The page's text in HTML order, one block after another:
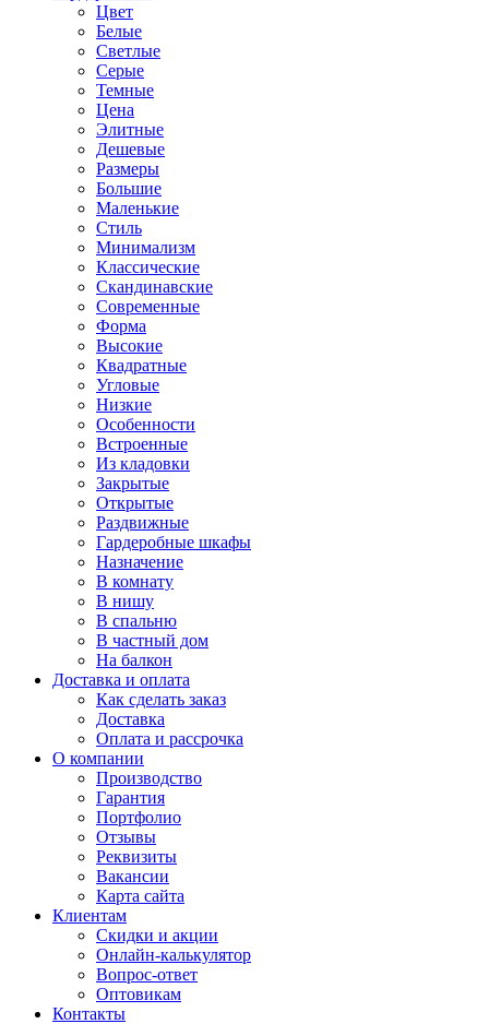
Цвет
Белые
Светлые
Серые
Темные
Цена
Элитные
Дешевые
Размеры
Большие
Маленькие
Стиль
Минимализм
Классические
Скандинавские
Современные
Форма
Высокие
Квадратные
Угловые
Низкие
Особенности
Встроенные
Из кладовки
Закрытые
Открытые
Раздвижные
Гардеробные шкафы
Назначение
В комнату
В нишу
В спальню
В частный дом
На балкон
Доставка и оплата
Как сделать заказ
Доставка
Оплата и рассрочка
О компании
Производство
Гарантия
Портфолио
Отзывы
Реквизиты
Вакансии
Карта сайта
Клиентам
Скидки и акции
Онлайн-калькулятор
Вопрос-ответ
Оптовикам
Контакты